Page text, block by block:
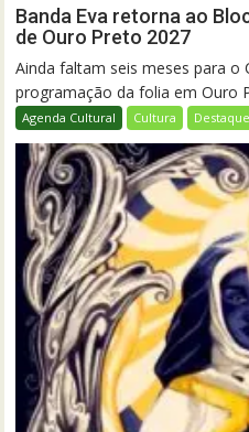
Banda Eva retorna ao
de Ouro Preto 2027
Ainda faltam seis meses para o
programação da folia em Ouro
Agenda Cultural Cultura Destaque